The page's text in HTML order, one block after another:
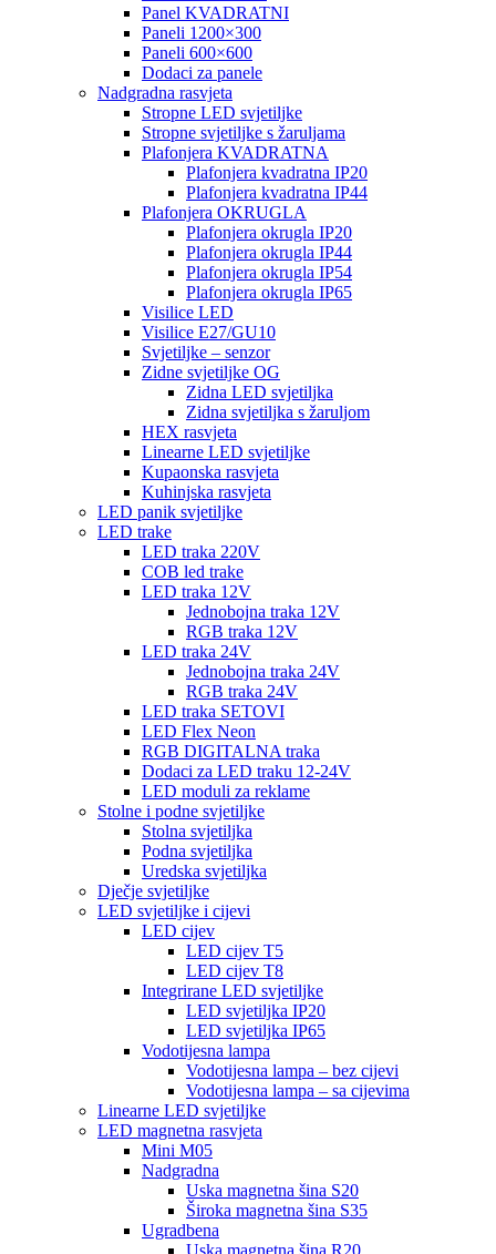
Panel KVADRATNI
Paneli 1200×300
Paneli 600×600
Dodaci za panele
Nadgradna rasvjeta
Stropne LED svjetiljke
Stropne svjetiljke s žaruljama
Plafonjera KVADRATNA
Plafonjera kvadratna IP20
Plafonjera kvadratna IP44
Plafonjera OKRUGLA
Plafonjera okrugla IP20
Plafonjera okrugla IP44
Plafonjera okrugla IP54
Plafonjera okrugla IP65
Visilice LED
Visilice E27/GU10
Svjetiljke – senzor
Zidne svjetiljke OG
Zidna LED svjetiljka
Zidna svjetiljka s žaruljom
HEX rasvjeta
Linearne LED svjetiljke
Kupaonska rasvjeta
Kuhinjska rasvjeta
LED panik svjetiljke
LED trake
LED traka 220V
COB led trake
LED traka 12V
Jednobojna traka 12V
RGB traka 12V
LED traka 24V
Jednobojna traka 24V
RGB traka 24V
LED traka SETOVI
LED Flex Neon
RGB DIGITALNA traka
Dodaci za LED traku 12-24V
LED moduli za reklame
Stolne i podne svjetiljke
Stolna svjetiljka
Podna svjetiljka
Uredska svjetiljka
Dječje svjetiljke
LED svjetiljke i cijevi
LED cijev
LED cijev T5
LED cijev T8
Integrirane LED svjetiljke
LED svjetiljka IP20
LED svjetiljka IP65
Vodotijesna lampa
Vodotijesna lampa – bez cijevi
Vodotijesna lampa – sa cijevima
Linearne LED svjetiljke
LED magnetna rasvjeta
Mini M05
Nadgradna
Uska magnetna šina S20
Široka magnetna šina S35
Ugradbena
Uska magnetna šina R20